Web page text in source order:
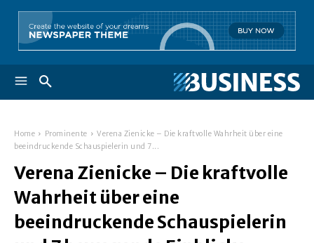
Home Prominente
Verena Zienicke – Die kraftvolle Wahrheit über eine
beeindruckende Schauspielerin und 7...
Verena Zienicke – Die kraftvolle
Wahrheit über eine
beeindruckende Schauspielerin